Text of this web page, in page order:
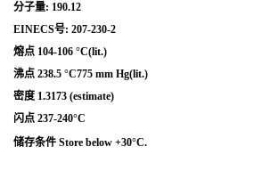
分子量: 190.12
EINECS号: 207-230-2
熔点 104-106 °C(lit.)
沸点 238.5 °C775 mm Hg(lit.)
密度 1.3173 (estimate)
闪点 237-240°C
储存条件 Store below +30°C.